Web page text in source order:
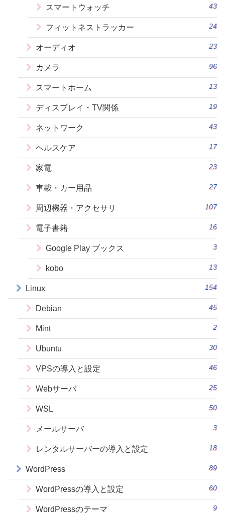
スマートウォッチ 43
フィットネストラッカー 24
オーディオ 23
カメラ 96
スマートホーム 13
ディスプレイ・TV関係 19
ネットワーク 43
ヘルスケア 17
家電 23
車載・カー用品 27
周辺機器・アクセサリ 107
電子書籍 16
Google Play ブックス 3
kobo 13
Linux 154
Debian 45
Mint 2
Ubuntu 30
VPSの導入と設定 46
Webサーバ 25
WSL 50
メールサーバ 3
レンタルサーバーの導入と設定 18
WordPress 89
WordPressの導入と設定 60
WordPressのテーマ 9